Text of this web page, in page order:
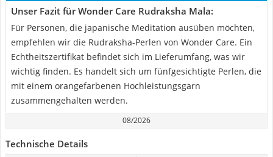
Unser Fazit für Wonder Care Rudraksha Mala:
Für Personen, die japanische Meditation ausüben möchten,
empfehlen wir die Rudraksha-Perlen von Wonder Care. Ein
Echtheitszertifikat befindet sich im Lieferumfang, was wir
wichtig finden. Es handelt sich um fünfgesichtigte Perlen, die
mit einem orangefarbenen Hochleistungsgarn
zusammengehalten werden.
08/2026
Technische Details